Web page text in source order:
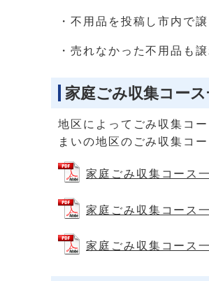
・不用品を投稿し市内で
・売れなかった不用品も
家庭ごみ収集コー
地区によってごみ収集コ
まいの地区のごみ収集コ
家庭ごみ収集コース
家庭ごみ収集コース
家庭ごみ収集コース